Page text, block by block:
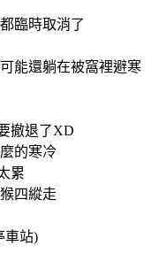
臨時取消了
能還躺在被窩裡避寒
撤退了XD
的寒冷
累
四縱走
車站)